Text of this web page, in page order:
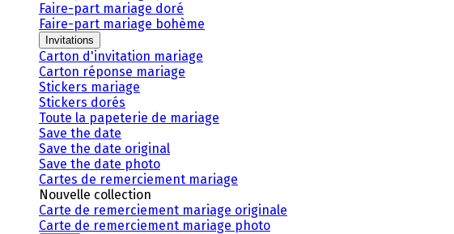
Faire-part mariage doré
Faire-part mariage bohème
Invitations
Carton d'invitation mariage
Carton réponse mariage
Stickers mariage
Stickers dorés
Toute la papeterie de mariage
Save the date
Save the date original
Save the date photo
Cartes de remerciement mariage
Nouvelle collection
Carte de remerciement mariage originale
Carte de remerciement mariage photo